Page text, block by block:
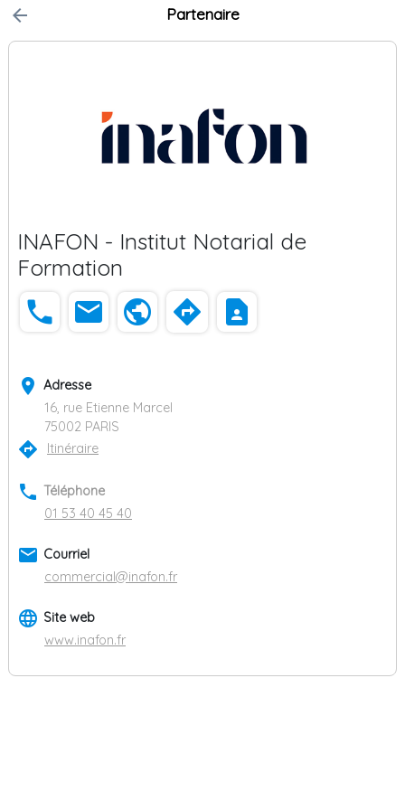
Partenaire
arrow_back
INAFON - Institut Notarial de
Formation
phone email public directions contact_page
place Adresse
16, rue Etienne Marcel
75002 PARIS
directions Itinéraire
phone Téléphone
01 53 40 45 40
email Courriel
commercial@inafon.fr
language Site web
www.inafon.fr